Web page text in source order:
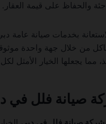
والحفاظ على قيمة العقار.
بخدمات صيانة عامة
من خلال جهة واحدة
مما يجعلها الخيار
صيانة فلل في